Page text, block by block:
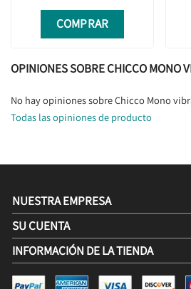
CHICCO MONO VIBRACIÓN
COMPRAR
OPINIONES SOBRE CHICCO MONO
No hay opiniones sobre Chicco Mono
Todas las opiniones de producto
NUESTRA EMPRESA
SU CUENTA
INFORMACIÓN DE LA TIENDA